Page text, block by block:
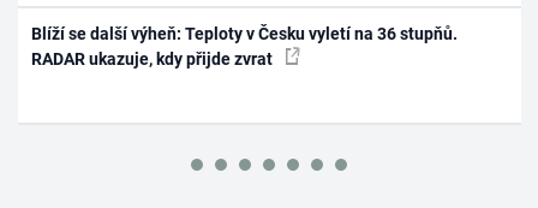
Blíží se další výheň: Teploty v Česku vyletí na 36 stupňů.
RADAR ukazuje, kdy přijde zvrat